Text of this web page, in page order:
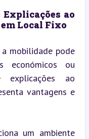
ao
Local Fixo
mobilidade pode
económicos ou
explicações ao
vantagens e
um ambiente